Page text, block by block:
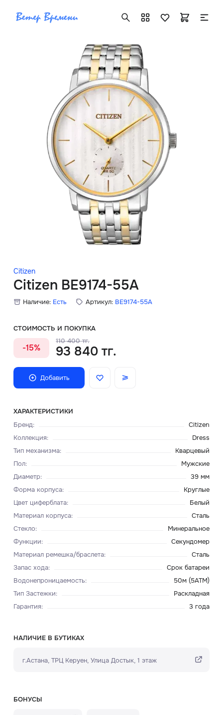
Citizen
Citizen BE9174-55A
Наличие: Есть Артикул: BE9174-55A
СТОИМОСТЬ И ПОКУПКА
-15%
110 400 тг.
93 840 тг.
Добавить
ХАРАКТЕРИСТИКИ
Бренд:
Citizen
Коллекция:
Dress
Тип механизма:
Кварцевый
Пол:
Мужские
Диаметр:
39 мм
Форма корпуса:
Круглые
Цвет циферблата:
Белый
Материал корпуса:
Сталь
Стекло:
Минеральное
Функции:
Секундомер
Материал ремешка/браслета:
Сталь
Запас хода:
Срок батареи
Водонепроницаемость:
50м (5ATM)
Тип Застежки:
Раскладная
Гарантия: 3 года
НАЛИЧИЕ В БУТИКАХ
г.Астана, ТРЦ Керуен​, Улица Достык, 1 этаж
БОНУСЫ
+7 ( 705 ) 181-42-50
info@vetervremeni.kz
Авторизация
Каталог
Мужские часы
Женские часы
Скидки
Главная
О нас
Доставка и оплата
Блог